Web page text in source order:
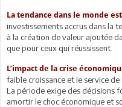
La tendance dans le monde
investissements accrus dans la
à la création de valeur ajoutée
que pour ceux qui réussissent.
L’impact de la crise
faible croissance et le service
La période exige des décisions
amortir le choc économique et